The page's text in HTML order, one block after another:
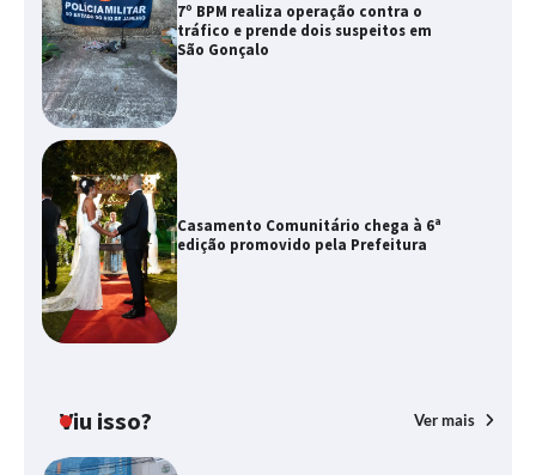
7º BPM realiza operação contra o
tráfico e prende dois suspeitos em
São Gonçalo
Casamento Comunitário chega à 6ª
edição promovido pela Prefeitura
Viu isso? Ver mais